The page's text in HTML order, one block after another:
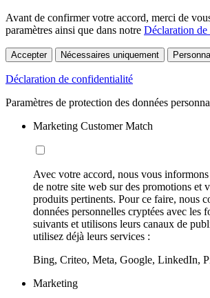
Avant de confirmer votre accord, merci de
paramètres ainsi que dans notre Déclaration
Accepter Nécessaires uniquement
Déclaration de confidentialité
Paramètres de protection des données
Marketing Customer Match
Avec votre accord, nous vous
de notre site web sur des promotions et
produits pertinents. Pour ce faire, nous
données personnelles cryptées avec les
suivants et utilisons leurs canaux de
utilisez déjà leurs services :
Bing, Criteo, Meta, Google, LinkedIn,
Marketing